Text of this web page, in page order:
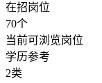
在招岗位
70个
当前可浏览岗位
学历参考
2类